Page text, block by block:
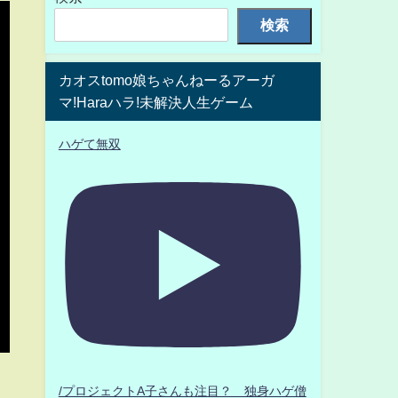
検索
カオスtomo娘ちゃんねーるアーガ
マ!Haraハラ!未解決人生ゲーム
ハゲて無双
/プロジェクトA子さんも注目？ 独身ハゲ僧